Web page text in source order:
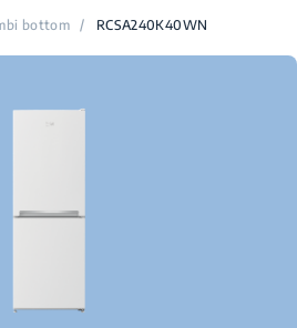
bottom / RCSA240K40WN